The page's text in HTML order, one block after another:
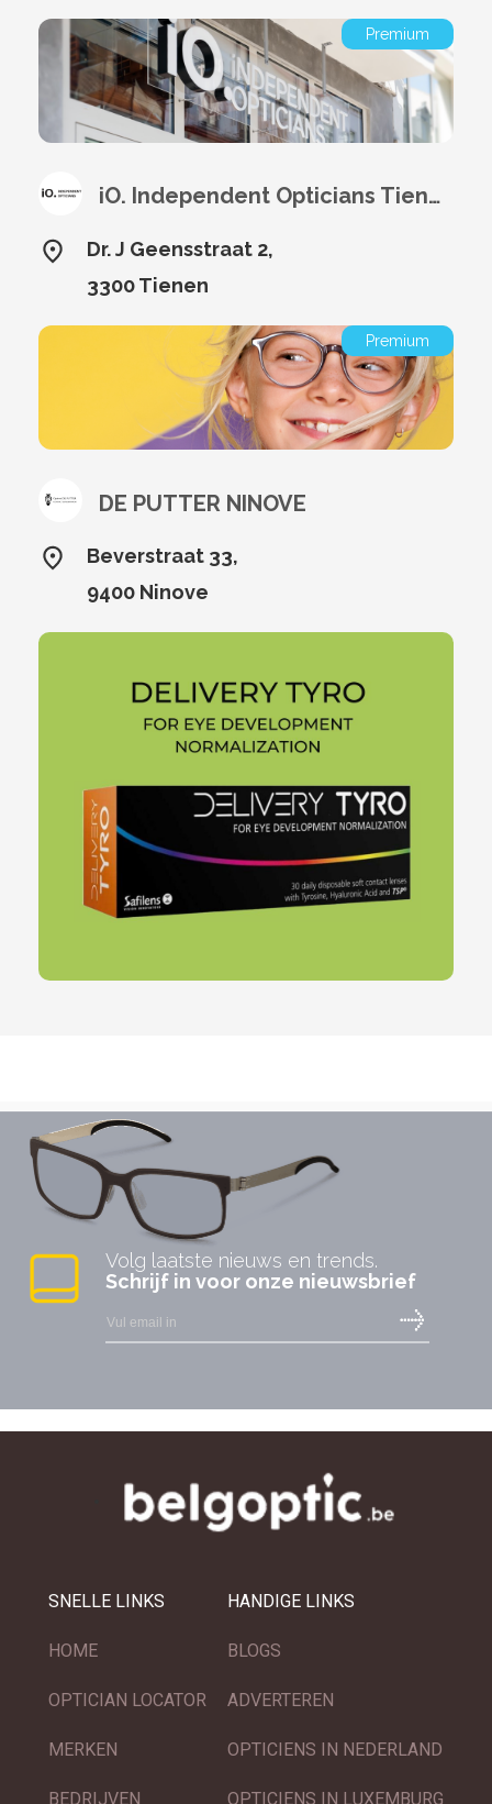
Premium
iO. Independent Opticians Tienen
Dr. J Geensstraat 2,
3300 Tienen
Premium
DE PUTTER NINOVE
Beverstraat 33,
9400 Ninove
Volg laatste nieuws en trends.
Schrijf in voor onze nieuwsbrief
SNELLE LINKS
HOME
OPTICIAN LOCATOR
MERKEN
BEDRIJVEN
HANDIGE LINKS
BLOGS
ADVERTEREN
OPTICIENS IN NEDERLAND
OPTICIENS IN LUXEMBURG